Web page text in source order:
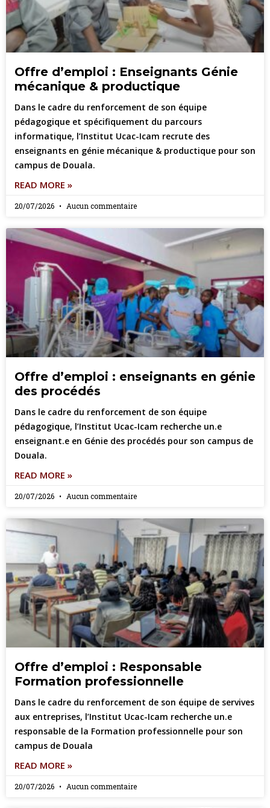
Offre d’emploi : Enseignants Génie
mécanique & productique
Dans le cadre du renforcement de son équipe
pédagogique et spécifiquement du parcours
informatique, l’Institut Ucac-Icam recrute des
enseignants en génie mécanique & productique pour son
campus de Douala.
READ MORE »
20/07/2026 Aucun commentaire
Offre d’emploi : enseignants en génie
des procédés
Dans le cadre du renforcement de son équipe
pédagogique, l’Institut Ucac-Icam recherche un.e
enseignant.e en Génie des procédés pour son campus de
Douala.
READ MORE »
20/07/2026 Aucun commentaire
Offre d’emploi : Responsable
Formation professionnelle
Dans le cadre du renforcement de son équipe de servives
aux entreprises, l’Institut Ucac-Icam recherche un.e
responsable de la Formation professionnelle pour son
campus de Douala
READ MORE »
20/07/2026 Aucun commentaire